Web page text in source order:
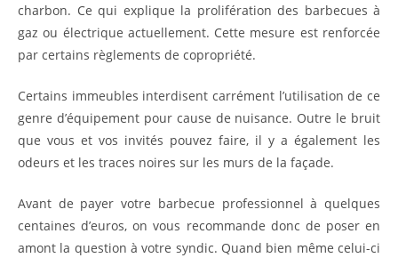
charbon. Ce qui explique la prolifération des barbecues à
gaz ou électrique actuellement. Cette mesure est renforcée
par certains règlements de copropriété.
Certains immeubles interdisent carrément l’utilisation de ce
genre d’équipement pour cause de nuisance. Outre le bruit
que vous et vos invités pouvez faire, il y a également les
odeurs et les traces noires sur les murs de la façade.
Avant de payer votre barbecue professionnel à quelques
centaines d’euros, on vous recommande donc de poser en
amont la question à votre syndic. Quand bien même celui-ci